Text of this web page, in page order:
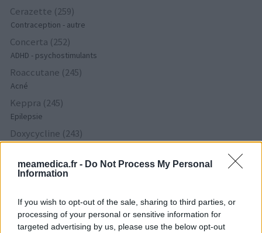
meamedica.fr - Do Not Process My Personal
Information
If you wish to opt-out of the sale, sharing to third parties, or
processing of your personal or sensitive information for
targeted advertising by us, please use the below opt-out
Cerazette (259)
Contraception - autre
Concerta (252)
ADHD - psychostimulants
Roaccutane (245)
Acné
Keppra (245)
Epilepsie
Doxycycline (243)
Laroxyl (239)
Dépression - antidépresseurs TCA
Psychose / schizophrénie - antipsychotique